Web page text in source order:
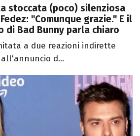
stoccata (poco) silenziosa
"Comunque grazie." E il
di Bad Bunny parla chiaro
a due reazioni indirette
d...